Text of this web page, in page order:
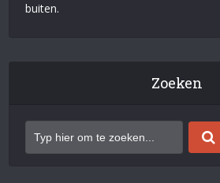
buiten.
Zoeken